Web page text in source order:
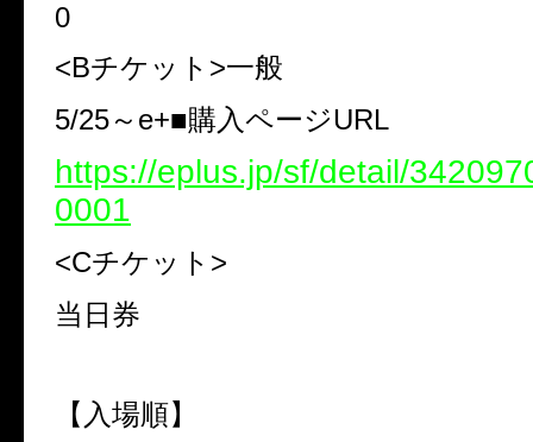
0
<Bチケット>一般
5/25～e+■購入ページURL
https://eplus.jp/sf/detail/
0001
<Cチケット>
当日券
【入場順】